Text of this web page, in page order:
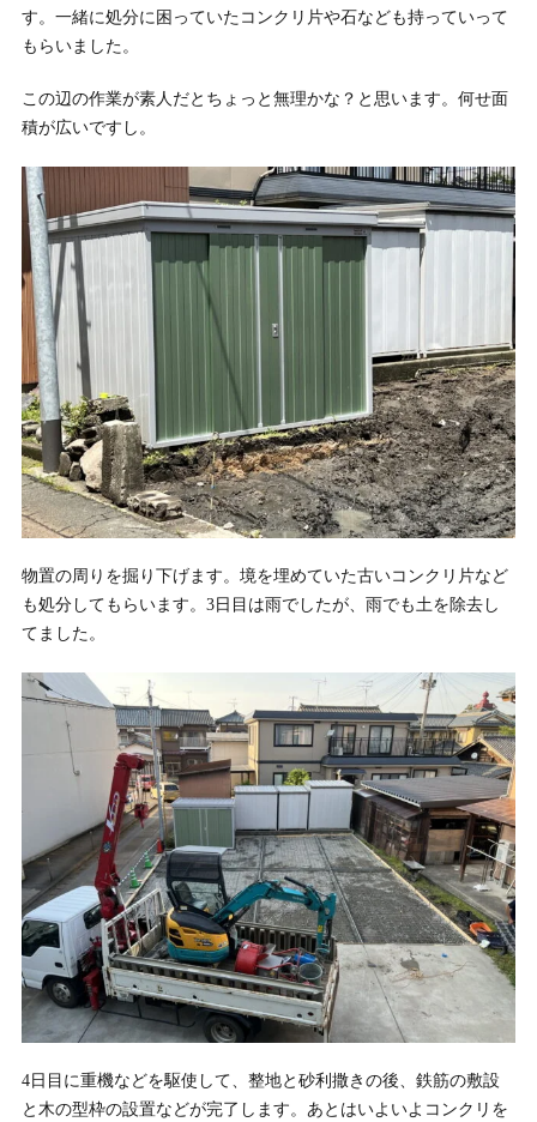
す。一緒に処分に困っていたコンクリ片や石なども持っていって
もらいました。
この辺の作業が素人だとちょっと無理かな？と思います。何せ面
積が広いですし。
物置の周りを掘り下げます。境を埋めていた古いコンクリ片など
も処分してもらいます。3日目は雨でしたが、雨でも土を除去し
てました。
4日目に重機などを駆使して、整地と砂利撒きの後、鉄筋の敷設
と木の型枠の設置などが完了します。あとはいよいよコンクリを